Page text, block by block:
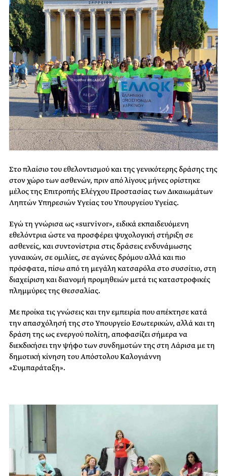
Στο πλαίσιο του εθελοντισμού και της γενικότερης δράσης της
στον χώρο των ασθενών, πριν από λίγους μήνες ορίστηκε
μέλος της Επιτροπής Ελέγχου Προστασίας των Δικαιωμάτων
Ληπτών Υπηρεσιών Υγείας του Υπουργείου Υγείας.
Εγώ τη γνώρισα ως «survivor», ειδικά εκπαιδευόμενη
εθελόντρια ώστε να προσφέρει ψυχολογική στήριξη σε
ασθενείς, και συντονίστρια στις δράσεις ενδυνάμωσης
γυναικών, σε ομιλίες, σε αγώνες δρόμου αλλά και πιο
πρόσφατα, πίσω από τη μεγάλη κατσαρόλα στο συσσίτιο, στη
διαχείριση και διανομή προμηθειών μετά τις καταστροφικές
πλημμύρες της Θεσσαλίας.
Με προίκα τις γνώσεις και την εμπειρία που απέκτησε κατά
την απασχόλησή της στο Υπουργείο Εσωτερικών, αλλά και τη
δράση της ως ενεργού πολίτη, αποφασίζει σήμερα να
διεκδικήσει την ψήφο των συνδημοτών της στη Λάρισα με τη
δημοτική κίνηση του Απόστολου Καλογιάννη
«Συμπαράταξη».